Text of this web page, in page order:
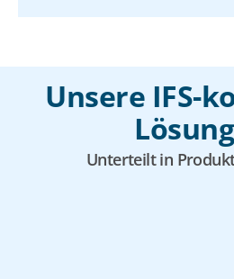
Unsere IFS-
Unterteilt in